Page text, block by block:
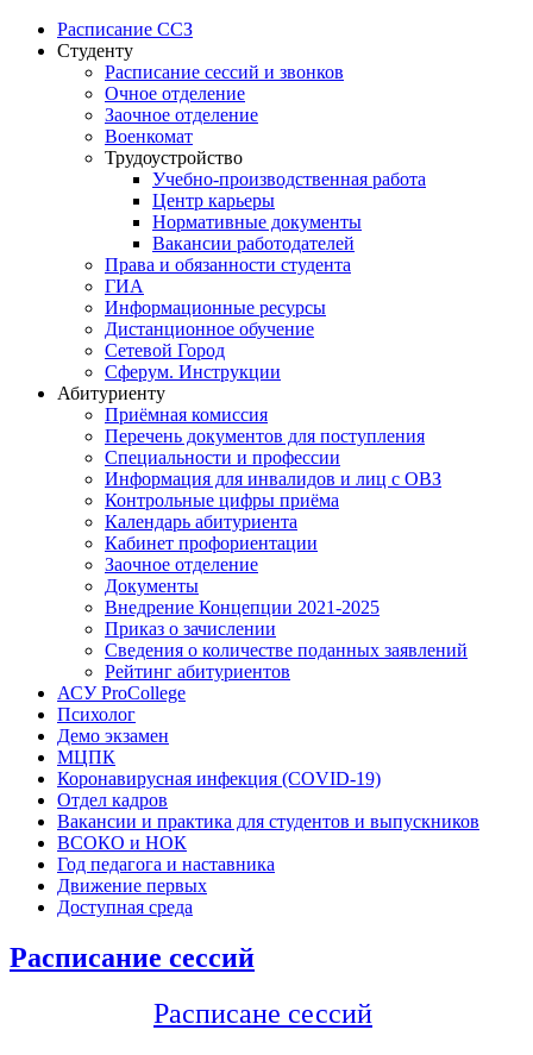
Расписание ССЗ
Студенту
Расписание сессий и звонков
Очное отделение
Заочное отделение
Военкомат
Трудоустройство
Учебно-производственная работа
Центр карьеры
Нормативные документы
Вакансии работодателей
Права и обязанности студента
ГИА
Информационные ресурсы
Дистанционное обучение
Сетевой Город
Сферум. Инструкции
Абитуриенту
Приёмная комиссия
Перечень документов для поступления
Специальности и профессии
Информация для инвалидов и лиц с ОВЗ
Контрольные цифры приёма
Календарь абитуриента
Кабинет профориентации
Заочное отделение
Документы
Внедрение Концепции 2021-2025
Приказ о зачислении
Сведения о количестве поданных заявлений
Рейтинг абитуриентов
АСУ ProCollege
Психолог
Демо экзамен
МЦПК
Коронавирусная инфекция (COVID-19)
Отдел кадров
Вакансии и практика для студентов и выпускников
ВСОКО и НОК
Год педагога и наставника
Движение первых
Доступная среда
Расписание сессий
Расписане сессий